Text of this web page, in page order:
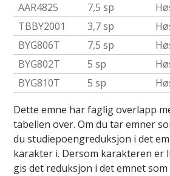
AAR4825 7,5 sp
TBBY2001
3,7 sp
BYG806T
7,5 sp
BYG802T
5 sp
BYG810T
5 sp
Dette emne har faglig overlapp
tabellen over. Om du tar emner
du studiepoengreduksjon i det
karakter i. Dersom karakteren er
gis det reduksjon i det emnet